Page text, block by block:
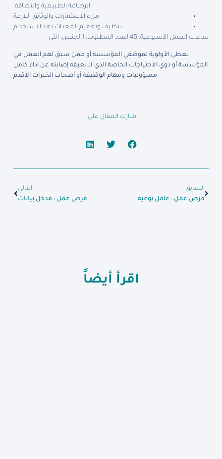
الرضاعة الطبيعية والنظافة.
ملء الاستمارات والوثائق اللازمة
تنظيف وتعقيم المعدات بعد الاستخدام
ساعات العمل الأسبوعية: 45
العدد المطلوب: 1 الجنس: انثى
تعطى الأولوية لموظفي المؤسسة أو ممن سبق لهم العمل في
المؤسسة أو ذوي الاحتياجات الخاصة الذي لا تعيقه إصابته عن اداء كامل
مسؤوليات ومهام الوظيفة أو أصحاب الخبرات الاقدم
شارك المقال على:
السابق
فرص عمل : عامل توعية
التالي
فرص عمل : مدخل بيانات
اقرأ أيضاً